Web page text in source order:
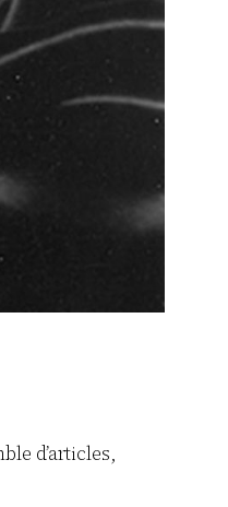
d’articles,